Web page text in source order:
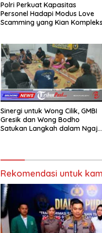
Polri Perkuat Kapasitas
Personel Hadapi Modus Love
Scamming yang Kian Kompleks
Sinergi untuk Wong Cilik, GMBI
Gresik dan Wong Bodho
Satukan Langkah dalam Ngaji
Rekomendasi untuk